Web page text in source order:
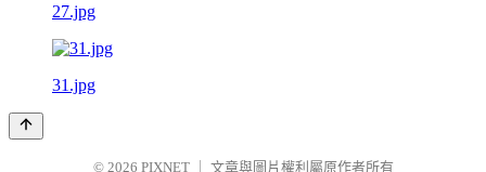
27.jpg
31.jpg
© 2026 PIXNET 文章與圖片權利屬原作者所有